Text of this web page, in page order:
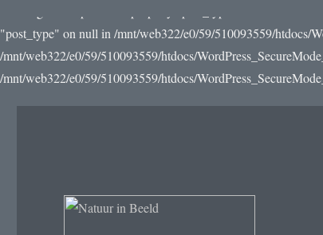
"post_type" on null in /mnt/web322/e0/59/510093559/htdocs/
/mnt/web322/e0/59/510093559/htdocs/
/mnt/web322/e0/59/510093559/htdocs/